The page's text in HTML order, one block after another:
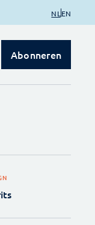
NL EN
Abonneren